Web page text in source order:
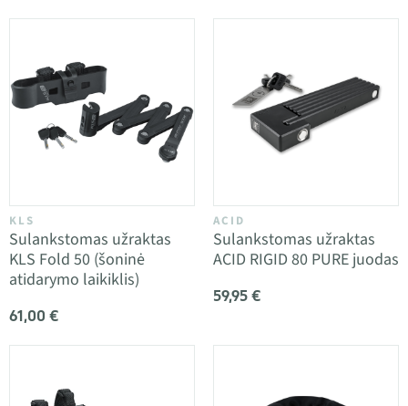
KLS
Sulankstomas užraktas
KLS Fold 50 (šoninė
atidarymo laikiklis)
61,00 €
ACID
Sulankstomas užraktas
ACID RIGID 80 PURE juodas
59,95 €